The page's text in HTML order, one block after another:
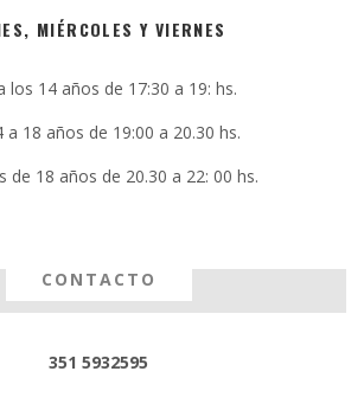
MIÉRCOLES Y VIERNES
los 14 años de 17:30 a 19: hs.
a 18 años de 19:00 a 20.30 hs.
de 18 años de 20.30 a 22: 00 hs.
CONTACTO
351 5932595